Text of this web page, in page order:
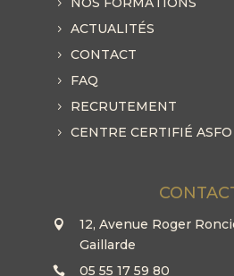
ACTUALITÉS
CONTACT
FAQ
RECRUTEMENT
CENTRE CERTIFIÉ ASFO
12, Avenue Roger
Gaillarde
05 55 17 59 80